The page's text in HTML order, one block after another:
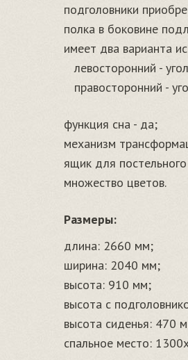
подголовники
полка в боковине
имеет два варианта
левосторонний -
правосторонний -
функция сна - да;
механизм
ящик для
множество цветов.
Размеры:
длина: 2660 мм;
ширина: 2040 мм;
высота: 910 мм;
высота с
высота сиденья: 470
спальное место: